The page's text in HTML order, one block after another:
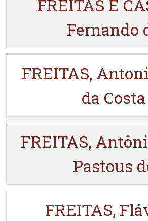
FREITAS E
Fernando
FREITAS,
da Costa
FREITAS,
Pastous
FREITAS,